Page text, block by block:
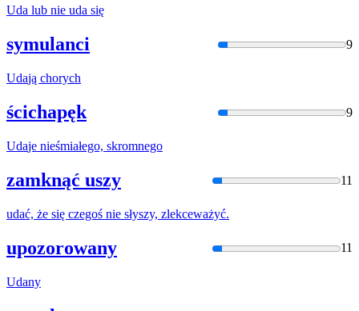
Uda lub nie uda się
symulanci 9
Udają chorych
ścichapęk 9
Udaje nieśmiałego, skromnego
zamknąć uszy 11
udać, że się czegoś nie słyszy, zlekceważyć.
upozorowany 11
Udany